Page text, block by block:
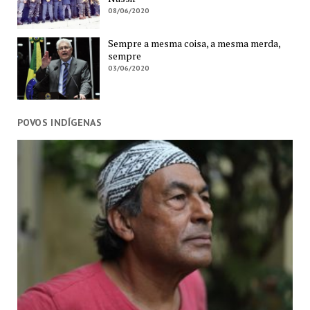
08/06/2020
Sempre a mesma coisa, a mesma merda,
sempre
03/06/2020
POVOS INDÍGENAS